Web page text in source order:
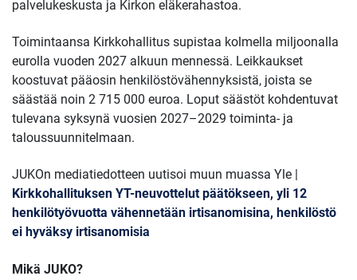
palvelukeskusta ja Kirkon eläkerahastoa.
Toimintaansa Kirkkohallitus supistaa kolmella miljoonalla
eurolla vuoden 2027 alkuun mennessä. Leikkaukset
koostuvat pääosin henkilöstövähennyksistä, joista se
säästää noin 2 715 000 euroa. Loput säästöt kohdentuvat
tulevana syksynä vuosien 2027–2029 toiminta- ja
taloussuunnitelmaan.
JUKOn mediatiedotteen uutisoi muun muassa Yle |
Kirkkohallituksen YT-neuvottelut päätökseen, yli 12
henkilötyövuotta vähennetään irtisanomisina, henkilöstö
ei hyväksy irtisanomisia
Mikä JUKO?